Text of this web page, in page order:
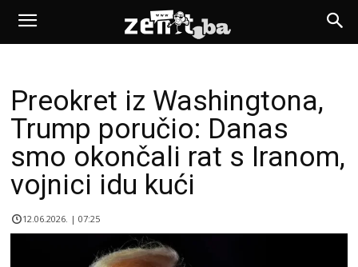
Preokret iz Washingtona,
Trump poručio: Danas
smo okončali rat s Iranom,
vojnici idu kući
12.06.2026. | 07:25